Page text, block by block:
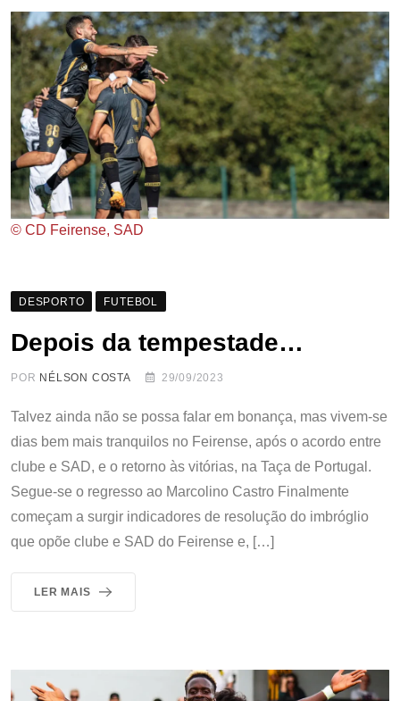
© CD Feirense, SAD
DESPORTO FUTEBOL
Depois da tempestade…
POR NÉLSON COSTA 29/09/2023
Talvez ainda não se possa falar em bonança, mas vivem-se
dias bem mais tranquilos no Feirense, após o acordo entre
clube e SAD, e o retorno às vitórias, na Taça de Portugal.
Segue-se o regresso ao Marcolino Castro Finalmente
começam a surgir indicadores de resolução do imbróglio
que opõe clube e SAD do Feirense e, […]
LER MAIS